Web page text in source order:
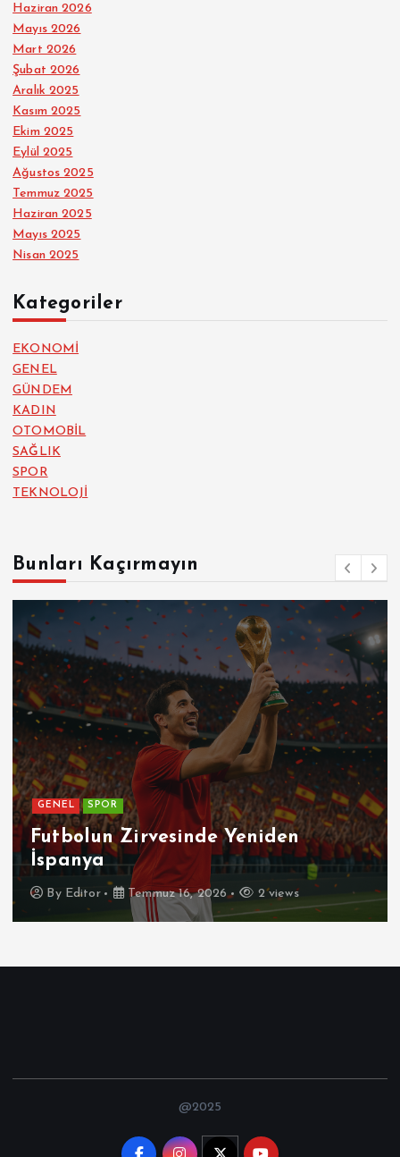
Haziran 2026
Mayıs 2026
Mart 2026
Şubat 2026
Aralık 2025
Kasım 2025
Ekim 2025
Eylül 2025
Ağustos 2025
Temmuz 2025
Haziran 2025
Mayıs 2025
Nisan 2025
Kategoriler
EKONOMİ
GENEL
GÜNDEM
KADIN
OTOMOBİL
SAĞLIK
SPOR
TEKNOLOJİ
Bunları Kaçırmayın
GENEL
Patetik Nedir ?
By Editor Temmuz 7, 2026 5 views
@2025